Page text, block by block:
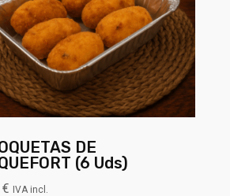
DE
(6 Uds)
€ IVA incl.